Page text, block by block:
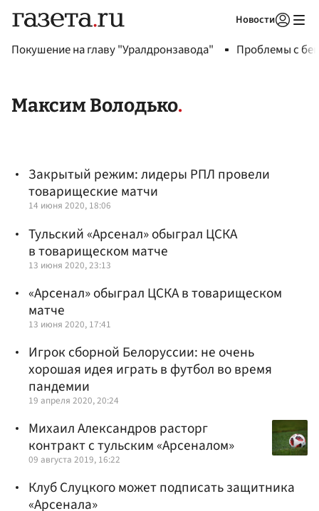
Новости
Покушение на главу "Уралдронзавода" Проблемы с
Максим Володько
Закрытый режим: лидеры РПЛ провели
товарищеские матчи
14 июня 2020, 18:06
Тульский «Арсенал» обыграл ЦСКА
в товарищеском матче
13 июня 2020, 23:13
«Арсенал» обыграл ЦСКА в товарищеском
матче
13 июня 2020, 17:41
Игрок сборной Белоруссии: не очень
хорошая идея играть в футбол во время
пандемии
19 апреля 2020, 20:24
Михаил Александров расторг
контракт с тульским «Арсеналом»
09 августа 2019, 16:22
Клуб Слуцкого может подписать защитника
«Арсенала»